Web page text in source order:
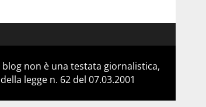
blog non è una testata giornalistica,
legge n. 62 del 07.03.2001